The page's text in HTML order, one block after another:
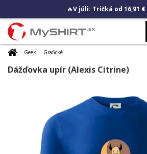
🔥V júli: Tričká od 16,91 €
Geek Grafické
Dážďovka upír (Alexis Citrine)